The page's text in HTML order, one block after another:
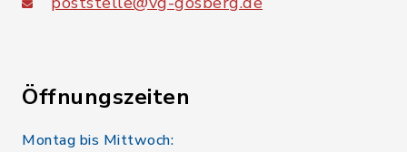
Öffnungszeiten
Montag bis Mittwoch: